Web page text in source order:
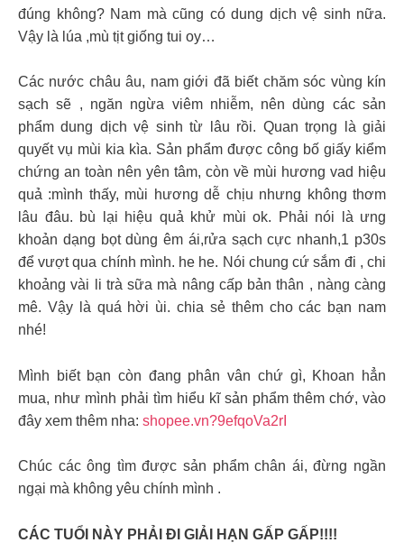
đúng không? Nam mà cũng có dung dịch vệ sinh nữa.
Vậy là lúa ,mù tịt giống tui oy…
Các nước châu âu, nam giới đã biết chăm sóc vùng kín
sạch sẽ , ngăn ngừa viêm nhiễm, nên dùng các sản
phẩm dung dịch vệ sinh từ lâu rồi. Quan trọng là giải
quyết vụ mùi kia kìa. Sản phẩm được công bố giấy kiểm
chứng an toàn nên yên tâm, còn về mùi hương vad hiệu
quả :mình thấy, mùi hương dễ chịu nhưng không thơm
lâu đâu. bù lại hiệu quả khử mùi ok. Phải nói là ưng
khoản dạng bọt dùng êm ái,rửa sạch cực nhanh,1 p30s
để vượt qua chính mình. he he. Nói chung cứ sắm đi , chi
khoảng vài li trà sữa mà nâng cấp bản thân , nàng càng
mê. Vậy là quá hời ùi. chia sẻ thêm cho các bạn nam
nhé!
Mình biết bạn còn đang phân vân chứ gì, Khoan hẳn
mua, như mình phải tìm hiểu kĩ sản phẩm thêm chớ, vào
đây xem thêm nha: shopee.vn?9efqoVa2rI
Chúc các ông tìm được sản phẩm chân ái, đừng ngần
ngại mà không yêu chính mình .
CÁC TUỔI NÀY PHẢI ĐI GIẢI HẠN GẤP GẤP!!!!